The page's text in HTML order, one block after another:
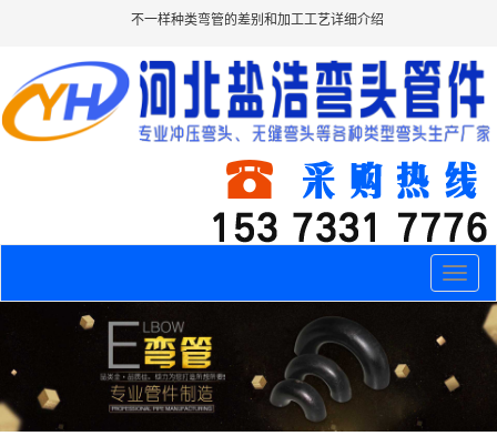
不一样种类弯管的差别和加工工艺详细介绍
Toggle